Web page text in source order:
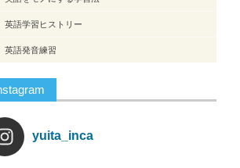
英語学習ヒストリー
英語発音練習
yuita_inca